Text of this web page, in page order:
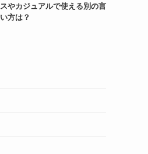
スやカジュアルで使える別の言
い方は？